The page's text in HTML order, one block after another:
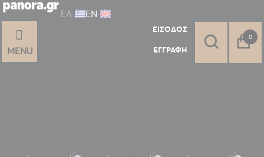
ΕΛ ΕΝ
MENU
0
ΕΊΣΟΔΟΣ
ΕΓΓΡΑΦΉ